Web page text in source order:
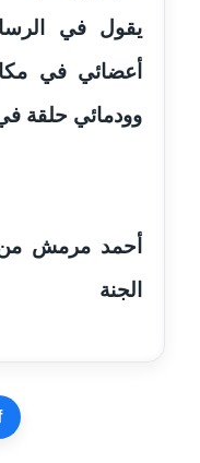
مدونة أماني بالحاج
مدونة أماني عز الدين
عاملة
يقول في
أعضائي في
وودمائي حلقة
أحمد مرمش من
الجنة